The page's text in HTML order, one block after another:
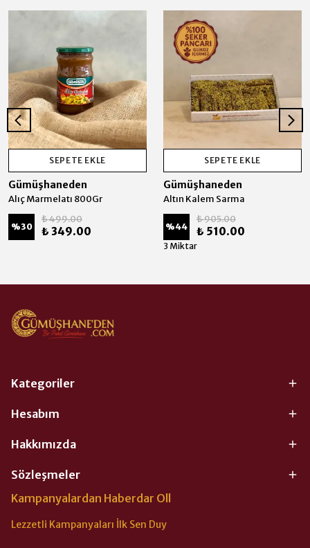
SEPETE EKLE
Gümüşhaneden
Alıç Marmelatı 800Gr
%30
₺ 499.00
₺ 349.00
SEPETE EKLE
Gümüşhaneden
Altın Kalem Sarma
%44
₺ 905.00
₺ 510.00
3 Miktar
Kategoriler
Hesabım
Hakkımızda
Sözleşmeler
Kampanyalardan Haberdar Oll
Lezzetli Kampanyaları İlk Sen Duy